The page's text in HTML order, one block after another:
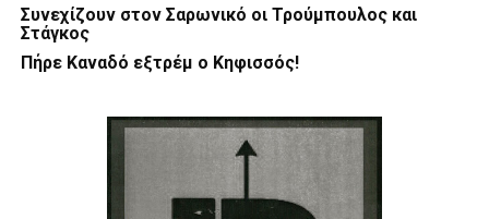
Συνεχίζουν στον Σαρωνικό οι Τρούμπουλος και
Στάγκος
Πήρε Καναδό εξτρέμ ο Κηφισσός!